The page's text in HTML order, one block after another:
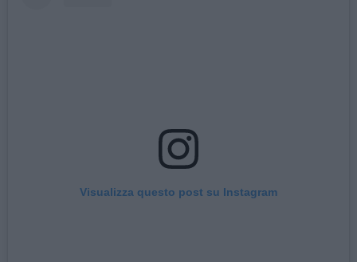
Visualizza questo post su Instagram